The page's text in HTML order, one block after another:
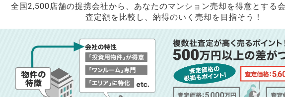
全国2,500店舗の提携会社から、 あなたのマンション売却を得意とする
査定額を比較し、納得のいく売却を目指そう！